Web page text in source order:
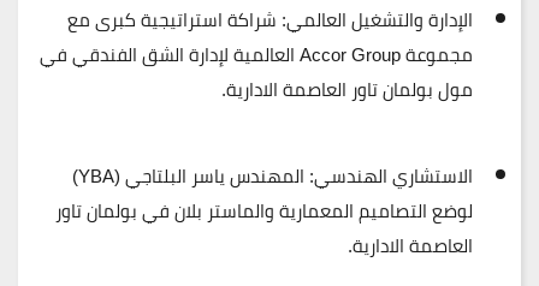
الإدارة والتشغيل العالمي: شراكة استراتيجية كبرى مع
مجموعةAccor Groupالعالمية لإدارة الشق الفندقي في
مول بولمان تاور العاصمة الادارية.
الاستشاري الهندسي: المهندسياسر البلتاجي (YBA)
لوضع التصاميم المعمارية والماستر بلان في بولمان تاور
العاصمة الادارية.